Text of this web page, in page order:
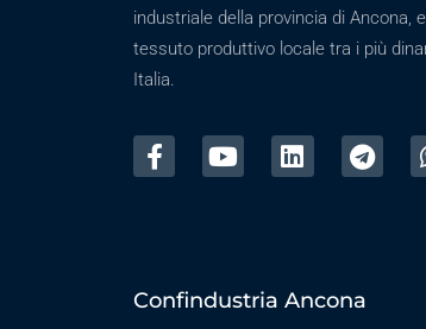
industriale della provincia di Ancona,
tessuto produttivo locale tra i più
Italia.
Confindustria Ancona